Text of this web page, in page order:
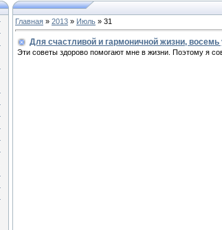
Главная » 2013 » Июль » 31
Для счастливой и гармоничной жизни,
Эти советы здорово помогают мне в жизни. Поэтому я